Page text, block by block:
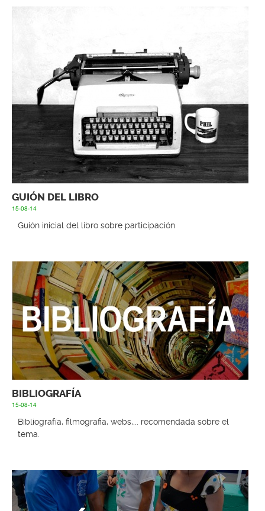
GUIÓN DEL LIBRO
15-08-14
Guión inicial del libro sobre participación
BIBLIOGRAFÍA
15-08-14
Bibliografía, filmografia, webs,... recomendada sobre el
tema.